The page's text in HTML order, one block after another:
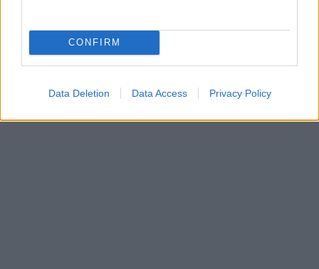
CONFIRM
Data Deletion Data Access Privacy Policy
A 3 km da Matera, l'azienda agricola dispone di 13
Matera (MT) - 53.7km